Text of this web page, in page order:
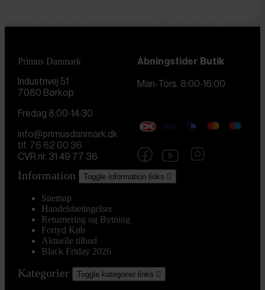
Primus Danmark
Industrivej 51
7080 Børkop
Åbningstider Butik
Man-Tors. 8:00-16:00
Fredag 8:00-14:30
info@primusdanmark.dk
tlf. 76 62 00 36
CVR nr. 31 49 77 36
Information Toggle information links 
Sitemap
Handelsbetingelser
Returnering og Bytning
Fortyd Køb
Aktuelle tilbud
Black Friday 2026
Kategorier Toggle kategorier links 